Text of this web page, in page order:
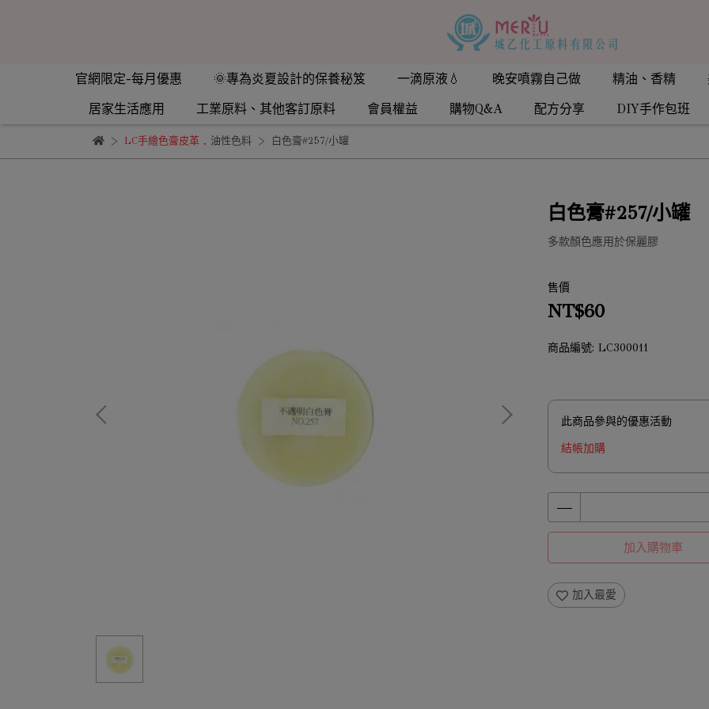
官網限定-每月優惠 🌞專為炎夏設計的保養秘笈 一滴原液💧 晚安噴霧自己做 精油、香精
居家生活應用
工業原料、其他客訂原料 會員權益 購物Q&A 配方分享 DIY手作包班
LC手繪色膏皮革, 油性色料 白色膏#257/小罐
白色膏#257/小罐
多款顏色應用於保麗膠
售價
NT$60
商品編號: LC300011
此商品參與的優惠活動
結帳加購
加入購物車
加入最愛